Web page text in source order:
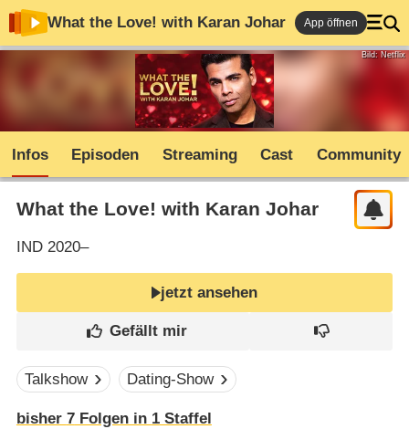
What the Love! with Karan Johar App öffnen
Bild: Netflix
Infos Episoden Streaming Cast Community
What the Love! with Karan Johar
IND2020–
jetzt ansehen
Talkshow Dating-Show
bisher 7Folgen in 1Staffel